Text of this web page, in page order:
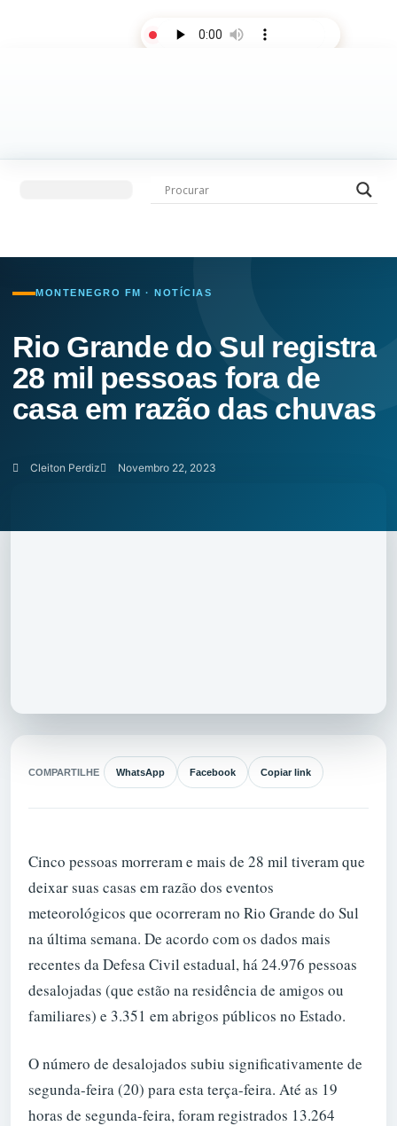
MONTENEGRO FM · NOTÍCIAS
Rio Grande do Sul registra
28 mil pessoas fora de
casa em razão das chuvas
Cleiton Perdiz Novembro 22, 2023
COMPARTILHE WhatsApp Facebook Copiar link
Cinco pessoas morreram e mais de 28 mil tiveram que
deixar suas casas em razão dos eventos
meteorológicos que ocorreram no Rio Grande do Sul
na última semana. De acordo com os dados mais
recentes da Defesa Civil estadual, há 24.976 pessoas
desalojadas (que estão na residência de amigos ou
familiares) e 3.351 em abrigos públicos no Estado.
O número de desalojados subiu significativamente de
segunda-feira (20) para esta terça-feira. Até as 19
horas de segunda-feira, foram registrados 13.264